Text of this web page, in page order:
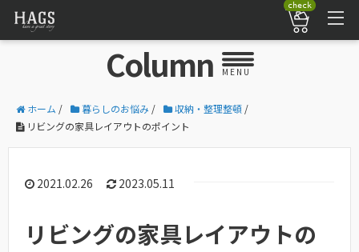
check
Column MENU
ホーム / 暮らしのお悩み / 収納・整理整頓 /
リビングの家具レイアウトのポイント
2021.02.26 2023.05.11
リビングの家具レイアウトの